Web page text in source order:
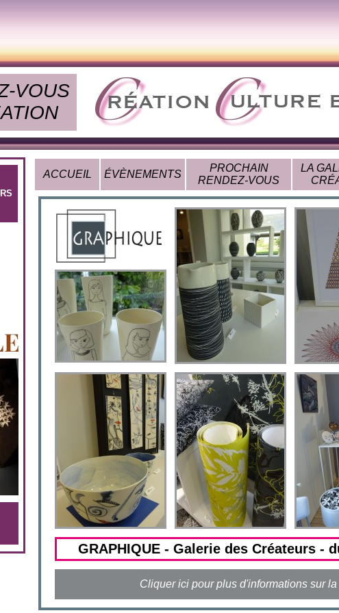
VOUS
ACCUEIL ÉVÈNEMENTS
PROCHAIN
RENDEZ-VOUS
LA
GRAPHIQUE - Galerie des Créateurs -
Cliquer ici pour plus d'informations sur